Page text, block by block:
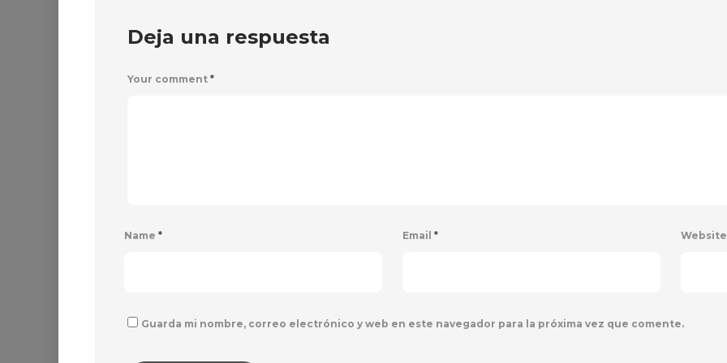
Deja una respuesta
Your comment *
Name * Email *
Guarda mi nombre, correo electrónico y web en este navegador para la próxima vez que comente.